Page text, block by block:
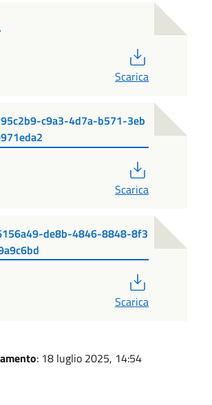
Scarica
c9a3-4d7a-b571-3eb
Scarica
de8b-4846-8848-8f3
Scarica
: 18 luglio 2025, 14:54